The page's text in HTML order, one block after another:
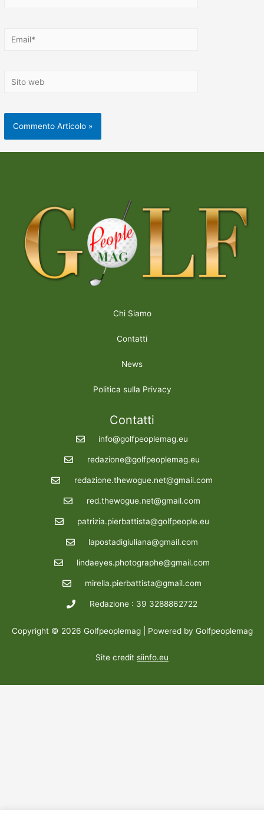
Chi Siamo
Contatti
News
Politica sulla Privacy
Contatti
info@golfpeoplemag.eu
redazione@golfpeoplemag.eu
redazione.thewogue.net@gmail.com
red.thewogue.net@gmail.com
patrizia.pierbattista@golfpeople.eu
lapostadigiuliana@gmail.com
lindaeyes.photographe@gmail.com
mirella.pierbattista@gmail.com
Redazione : 39 3288862722
Copyright © 2026 Golfpeoplemag | Powered by Golfpeoplemag
Site credit siinfo.eu